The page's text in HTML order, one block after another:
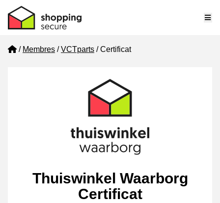
Home
Membres VCTparts Certificat
Thuiswinkel Waarborg
Certificat